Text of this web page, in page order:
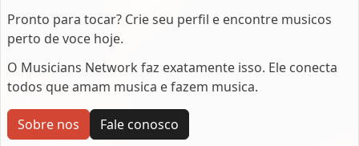
Pronto para tocar? Crie seu perfil e encontre musicos
perto de voce hoje.
O Musicians Network faz exatamente isso. Ele conecta
todos que amam musica e fazem musica.
Sobre nos Fale conosco